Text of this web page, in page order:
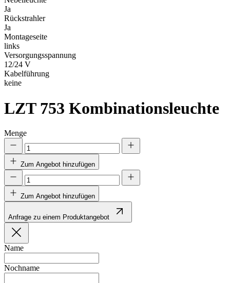
Ja
Rückstrahler
Ja
Montageseite
links
Versorgungsspannung
12/24 V
Kabelführung
keine
LZT 753 Kombinationsleuchte
Menge
Zum Angebot hinzufügen
Zum Angebot hinzufügen
Anfrage zu einem Produktangebot
Name
Nochname